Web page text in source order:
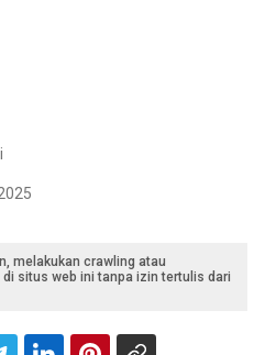
melakukan crawling atau
situs web ini tanpa izin tertulis dari